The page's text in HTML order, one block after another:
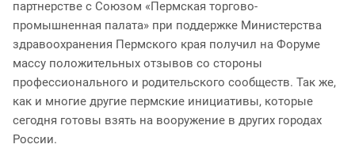
партнерстве с Союзом «Пермская торгово-
промышненная палата» при поддержке Министерства
здравоохранения Пермского края получил на Форуме
массу положительных отзывов со стороны
профессионального и родительского сообществ. Так же,
как и многие другие пермские инициативы, которые
сегодня готовы взять на вооружение в других городах
России.